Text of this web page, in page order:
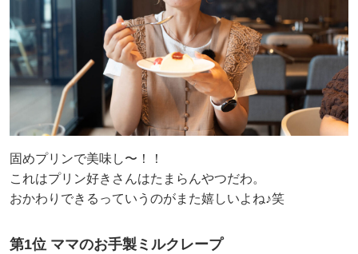
固めプリンで美味し〜！！
これはプリン好きさんはたまらんやつだわ。
おかわりできるっていうのがまた嬉しいよね♪笑
第1位 ママのお手製ミルクレープ